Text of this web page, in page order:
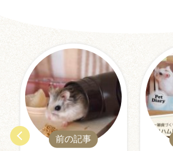
前の記事